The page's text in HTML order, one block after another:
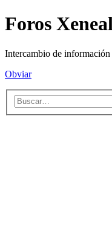
Foros
Intercambio de
Obviar